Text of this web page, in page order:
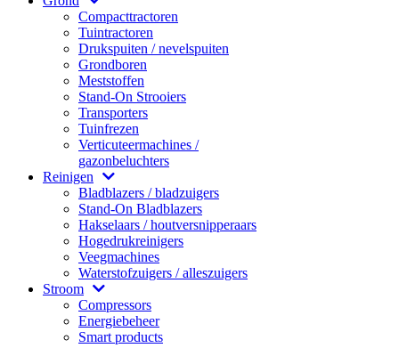
Compacttractoren
Tuintractoren
Drukspuiten / nevelspuiten
Grondboren
Meststoffen
Stand-On Strooiers
Transporters
Tuinfrezen
Verticuteermachines /
gazonbeluchters
Reinigen
Bladblazers / bladzuigers
Stand-On Bladblazers
Hakselaars / houtversnipperaars
Hogedrukreinigers
Veegmachines
Waterstofzuigers / alleszuigers
Stroom
Compressors
Energiebeheer
Smart products